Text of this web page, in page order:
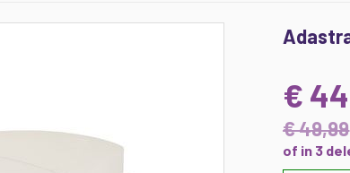
€
€ 49,99
of in 3